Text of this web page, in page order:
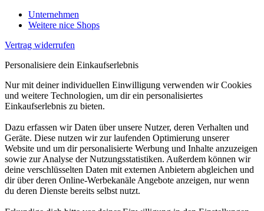
Unternehmen
Weitere nice Shops
Vertrag widerrufen
Personalisiere dein Einkaufserlebnis
Nur mit deiner individuellen Einwilligung verwenden wir Cookies
und weitere Technologien, um dir ein personalisiertes
Einkaufserlebnis zu bieten.
Dazu erfassen wir Daten über unsere Nutzer, deren Verhalten und
Geräte. Diese nutzen wir zur laufenden Optimierung unserer
Website und um dir personalisierte Werbung und Inhalte anzuzeigen
sowie zur Analyse der Nutzungsstatistiken. Außerdem können wir
deine verschlüsselten Daten mit externen Anbietern abgleichen und
dir über deren Online-Werbekanäle Angebote anzeigen, nur wenn
du deren Dienste bereits selbst nutzt.